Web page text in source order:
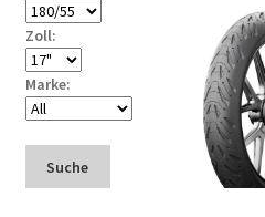
Zoll:
Marke:
Suche